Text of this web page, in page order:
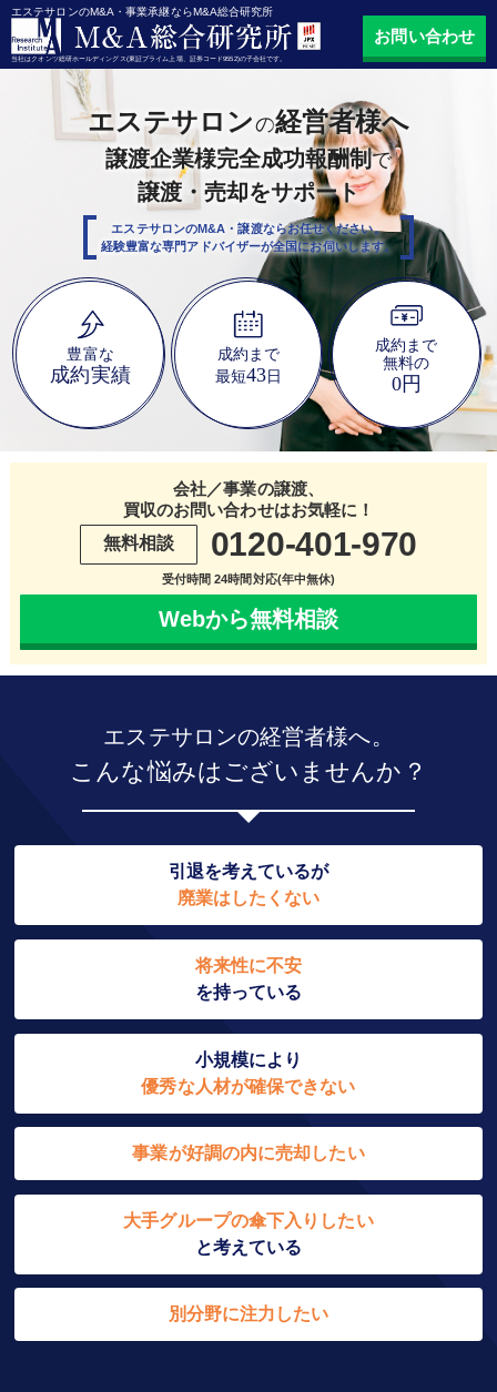
エステサロンのM&A・事業承継ならM&A総合研究所
当社はクオンツ総研ホールディングス(東証プライム上場、証券コード9552)の子会社です。
お問い合わせ
エステサロンの経営者様へ
譲渡企業様完全成功報酬制で
譲渡・売却をサポート
エステサロンのM&A・譲渡ならお任せください。
経験豊富な専門アドバイザーが全国にお伺いします。
豊富な
成約実績
成約まで
最短43 日
成約まで
無料の
0円
会社／事業の譲渡、
買収のお問い合わせはお気軽に！
無料相談
0120-401-970
受付時間 24時間対応(年中無休)
Webから無料相談
エステサロンの経営者様へ。
こんな悩みはございませんか？
引退を考えているが
廃業はしたくない
将来性に不安
を持っている
小規模により
優秀な人材が確保できない
事業が好調の内に売却したい
大手グループの傘下入りしたい
と考えている
別分野に注力したい